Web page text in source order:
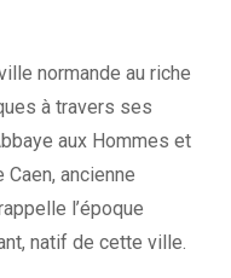
normande au riche
à travers ses
aux Hommes et
Caen, ancienne
l’époque
natif de cette ville.